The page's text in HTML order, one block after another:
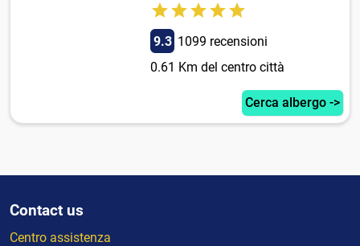
9.3 1099 recensioni
0.61 Km del centro città
Cerca albergo ->
Contact us
Centro assistenza